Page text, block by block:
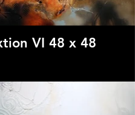
Reconnextion VI 48 x 48